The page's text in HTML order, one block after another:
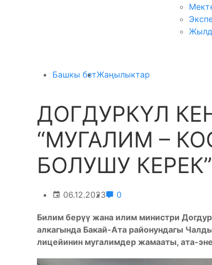
Башкы бетЖаңылыктар
ДОГДУРКҮЛ
“МУГАЛИМ –
БОЛУШУ КЕРЕК”
06.12.2023 0
Билим берүү жана илим министри
алкагында Бакай-Ата районундагы
лицейинин мугалимдер жамааты, ата-